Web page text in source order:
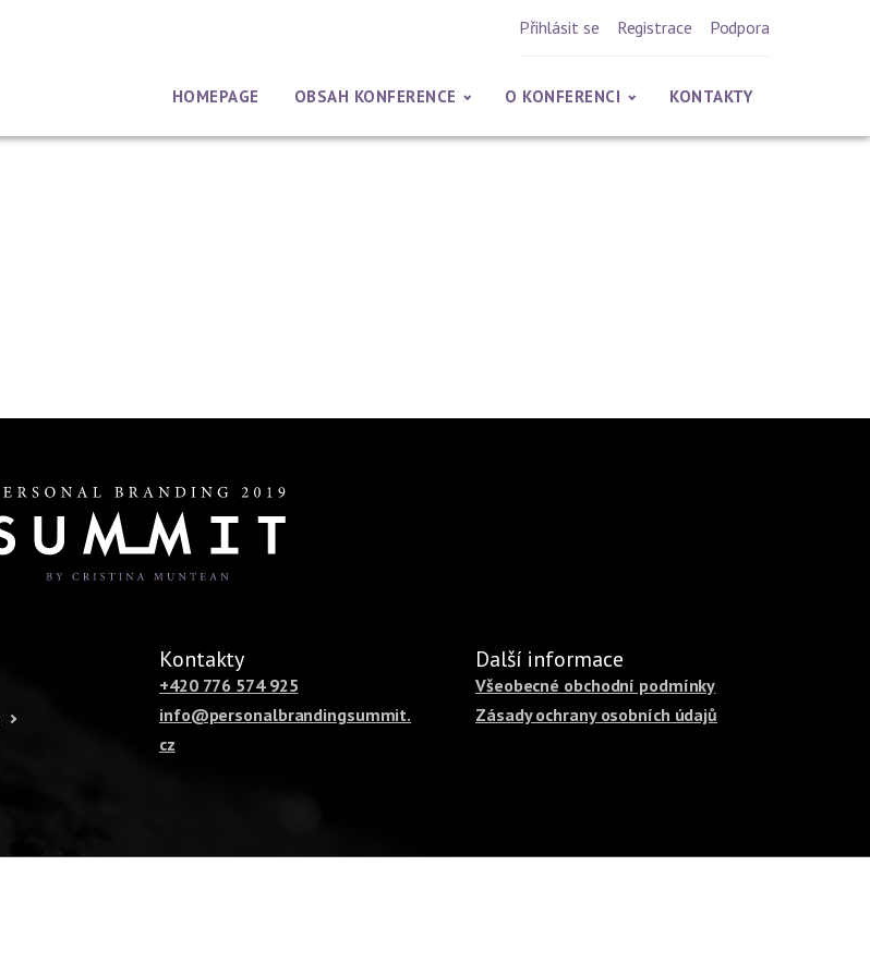
Přihlásit se Registrace Podpora
HOMEPAGE OBSAH KONFERENCE O KONFERENCI KONTAKTY
Kontakty
+420 776 574 925
info@personalbrandingsummit.
cz
Další informace
Všeobecné obchodní podmínky
Zásady ochrany osobních údajů